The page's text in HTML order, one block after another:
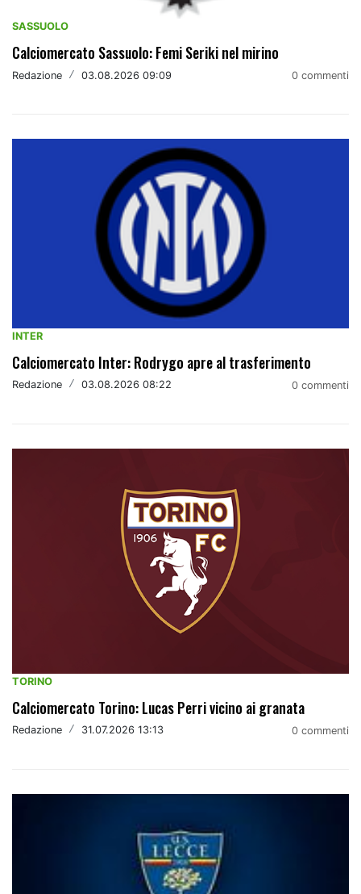
SASSUOLO
Calciomercato Sassuolo: Femi Seriki nel mirino
Redazione / 03.08.2026 09:09 0 commenti
INTER
Calciomercato Inter: Rodrygo apre al trasferimento
Redazione / 03.08.2026 08:22 0 commenti
TORINO
Calciomercato Torino: Lucas Perri vicino ai granata
Redazione / 31.07.2026 13:13 0 commenti